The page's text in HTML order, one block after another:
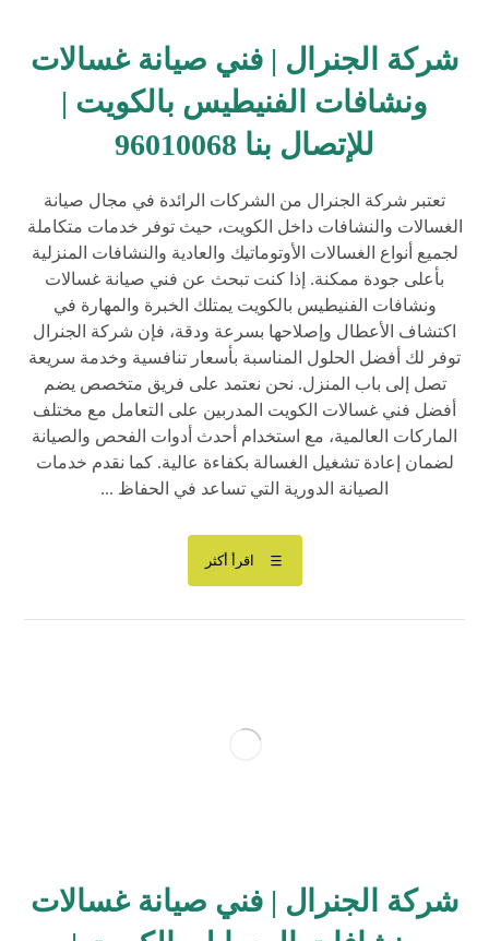
شركة الجنرال | فني صيانة غسالات
ونشافات الفنيطيس بالكويت |
للإتصال بنا 96010068
تعتبر شركة الجنرال من الشركات الرائدة في مجال صيانة
الغسالات والنشافات داخل الكويت، حيث توفر خدمات متكاملة
لجميع أنواع الغسالات الأوتوماتيك والعادية والنشافات المنزلية
بأعلى جودة ممكنة. إذا كنت تبحث عن فني صيانة غسالات
ونشافات الفنيطيس بالكويت يمتلك الخبرة والمهارة في
اكتشاف الأعطال وإصلاحها بسرعة ودقة، فإن شركة الجنرال
توفر لك أفضل الحلول المناسبة بأسعار تنافسية وخدمة سريعة
تصل إلى باب المنزل. نحن نعتمد على فريق متخصص يضم
أفضل فني غسالات الكويت المدربين على التعامل مع مختلف
الماركات العالمية، مع استخدام أحدث أدوات الفحص والصيانة
لضمان إعادة تشغيل الغسالة بكفاءة عالية. كما نقدم خدمات
الصيانة الدورية التي تساعد في الحفاظ ...
اقرأ أكثر
شركة الجنرال | فني صيانة غسالات